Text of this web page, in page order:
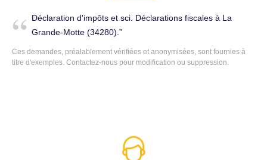
Déclaration d'impôts et sci. Déclarations fiscales à La
Grande-Motte (34280).
Ces demandes, préalablement vérifiées et anonymisées, sont fournies à
titre d'exemples. Contactez-nous pour modification ou suppression.